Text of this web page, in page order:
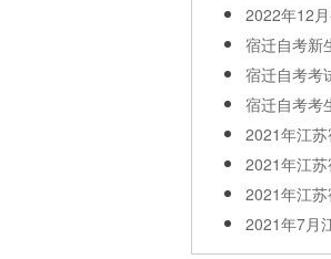
2022年12
宿迁自考新
宿迁自考考
宿迁自考考
2021年江
2021年江
2021年江
2021年7月